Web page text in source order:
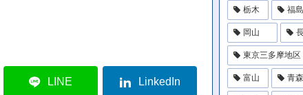
LINE LinkedIn
栃木 福島
岡山
東京三多摩地区
富山 青森